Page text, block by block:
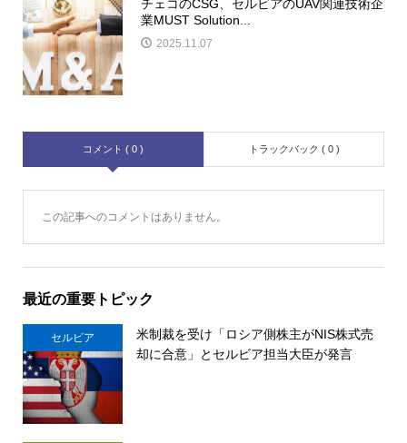
チェコのCSG、セルビアのUAV関連技術企
業MUST Solution...
2025.11.07
コメント ( 0 ) トラックバック ( 0 )
この記事へのコメントはありません。
最近の重要トピック
セルビア
米制裁を受け「ロシア側株主がNIS株式売
却に合意」とセルビア担当大臣が発言